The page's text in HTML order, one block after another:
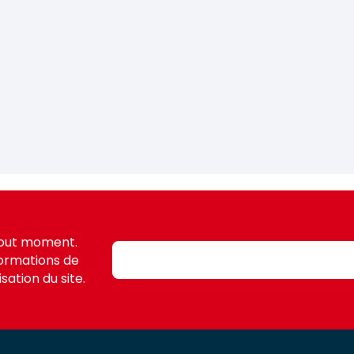
moment.
de
du site.